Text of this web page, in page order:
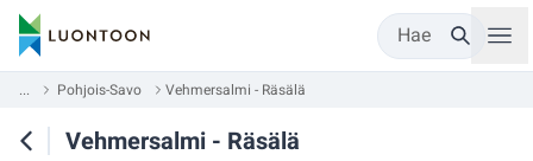
Hae
... Pohjois-Savo Vehmersalmi - Räsälä
Vehmersalmi - Räsälä